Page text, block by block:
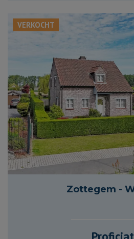
VERKOCHT
956 m² 166 m²
Zottegem -